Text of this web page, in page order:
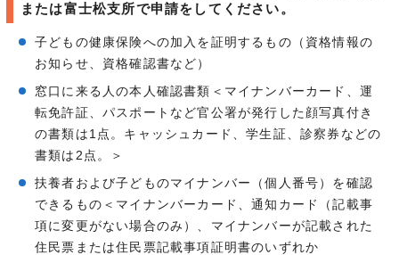
または富士松支所で申請をしてください。
子どもの健康保険への加入を証明するもの（資格情報の
お知らせ、資格確認書など）
窓口に来る人の本人確認書類＜マイナンバーカード、運
転免許証、パスポートなど官公署が発行した顔写真付き
の書類は1点。キャッシュカード、学生証、診察券などの
書類は2点。＞
扶養者および子どものマイナンバー（個人番号）を確認
できるもの＜マイナンバーカード、通知カード（記載事
項に変更がない場合のみ）、マイナンバーが記載された
住民票または住民票記載事項証明書のいずれか